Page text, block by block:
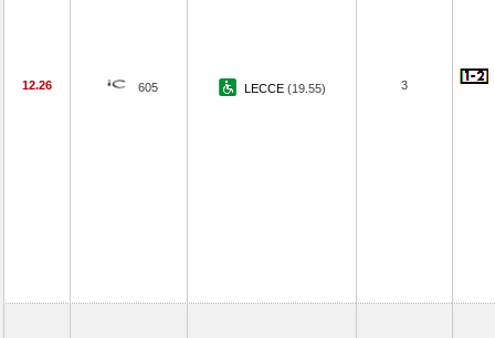
12.26 605 LECCE (19.55) 3